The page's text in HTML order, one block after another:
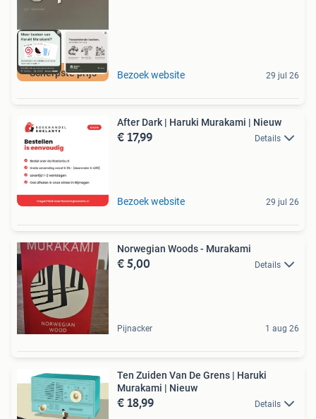
Scherpste prijs Bezoek website 29 jul 26
After Dark | Haruki Murakami | Nieuw
€ 17,99 Details
Bezoek website 29 jul 26
Norwegian Woods - Murakami
€ 5,00 Details
Pijnacker 1 aug 26
Ten Zuiden Van De Grens | Haruki
Murakami | Nieuw
€ 18,99 Details